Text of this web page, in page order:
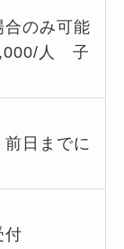
合のみ可能
人 子
日までに
付